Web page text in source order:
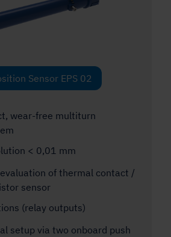
Sensor EPS 02
wear-free multiturn
< 0,01 mm
of thermal contact /
sensor
(relay outputs)
setup via two onboard push